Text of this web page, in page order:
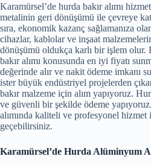
Karamürsel’de hurda bakır alımı
metalinin geri dönüşümü ile çevreye
sıra, ekonomik kazanç sağlamanıza
cihazlar, kablolar ve inşaat
dönüşümü oldukça karlı bir işlem olur.
bakır alımı konusunda en iyi fiyatı
değerinde alır ve nakit ödeme imkanı
ister büyük endüstriyel projelerden
bakır malzeme için alım yapıyoruz.
ve güvenli bir şekilde ödeme
alımında kaliteli ve profesyonel
geçebilirsiniz.
Karamürsel’de Hurda Alüminyum